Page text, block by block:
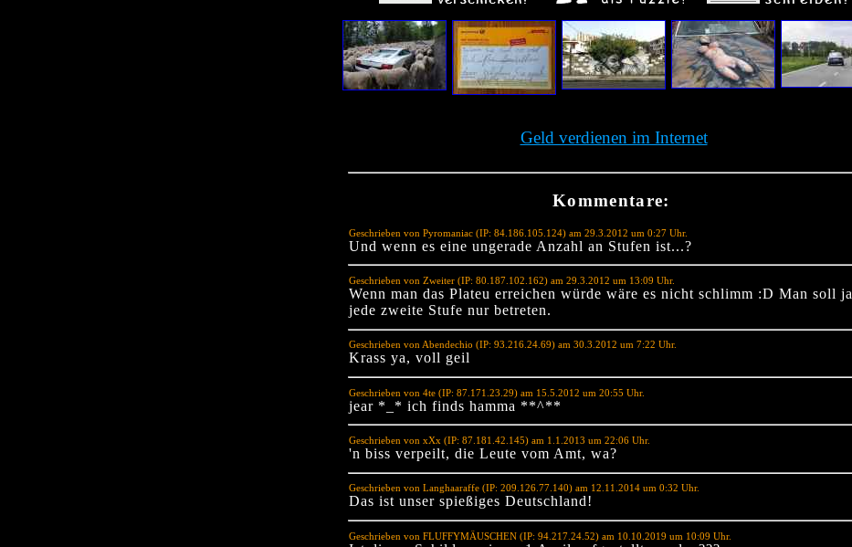
Geld verdienen im Internet
Kommentare:
Geschrieben von Pyromaniac (IP: 84.186.105.124) am 29.3.2012 um 0:27 Uhr.
Und wenn es eine ungerade Anzahl an Stufen ist...?
Geschrieben von Zweiter (IP: 80.187.102.162) am 29.3.2012 um 13:09 Uhr.
Wenn man das Plateu erreichen würde wäre es nicht schlimm :D Man soll ja
jede zweite Stufe nur betreten.
Geschrieben von Abendechio (IP: 93.216.24.69) am 30.3.2012 um 7:22 Uhr.
Krass ya, voll geil
Geschrieben von 4te (IP: 87.171.23.29) am 15.5.2012 um 20:55 Uhr.
jear *_* ich finds hamma **^**
Geschrieben von xXx (IP: 87.181.42.145) am 1.1.2013 um 22:06 Uhr.
'n biss verpeilt, die Leute vom Amt, wa?
Geschrieben von Langhaaraffe (IP: 209.126.77.140) am 12.11.2014 um 0:32 Uhr.
Das ist unser spießiges Deutschland!
Geschrieben von FLUFFYMÄUSCHEN (IP: 94.217.24.52) am 10.10.2019 um 10:09 Uhr.